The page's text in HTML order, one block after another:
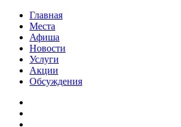
Главная
Места
Афиша
Новости
Услуги
Акции
Обсуждения